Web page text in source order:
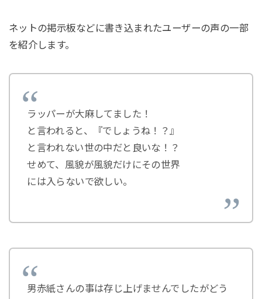
ネットの掲示板などに書き込まれたユーザーの声の一部
を紹介します。
ラッパーが大麻してました！
と言われると、『でしょうね！？』
と言われない世の中だと良いな！？
せめて、風貌が風貌だけにその世界
には入らないで欲しい。
男赤紙さんの事は存じ上げませんでしたがどう